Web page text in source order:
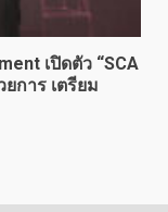
เปิดตัว “SCA
การ เตรียม